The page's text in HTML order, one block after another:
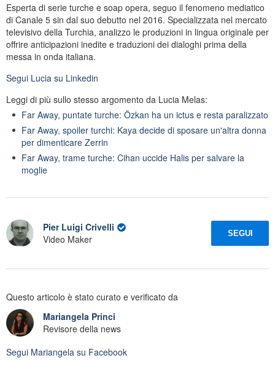
Esperta di serie turche e soap opera, seguo il fenomeno mediatico
di Canale 5 sin dal suo debutto nel 2016. Specializzata nel mercato
televisivo della Turchia, analizzo le produzioni in lingua originale per
offrire anticipazioni inedite e traduzioni dei dialoghi prima della
messa in onda italiana.
Segui Lucia su Linkedin
Leggi di più sullo stesso argomento da Lucia Melas:
Far Away, puntate turche: Özkan ha un ictus e resta paralizzato
Far Away, spoiler turchi: Kaya decide di sposare un'altra donna
per dimenticare Zerrin
Far Away, trame turche: Cihan uccide Halis per salvare la
moglie
Pier Luigi Crivelli
Video Maker
SEGUI
Questo articolo è stato curato e verificato da
Mariangela Princi
Revisore della news
Segui Mariangela su Facebook